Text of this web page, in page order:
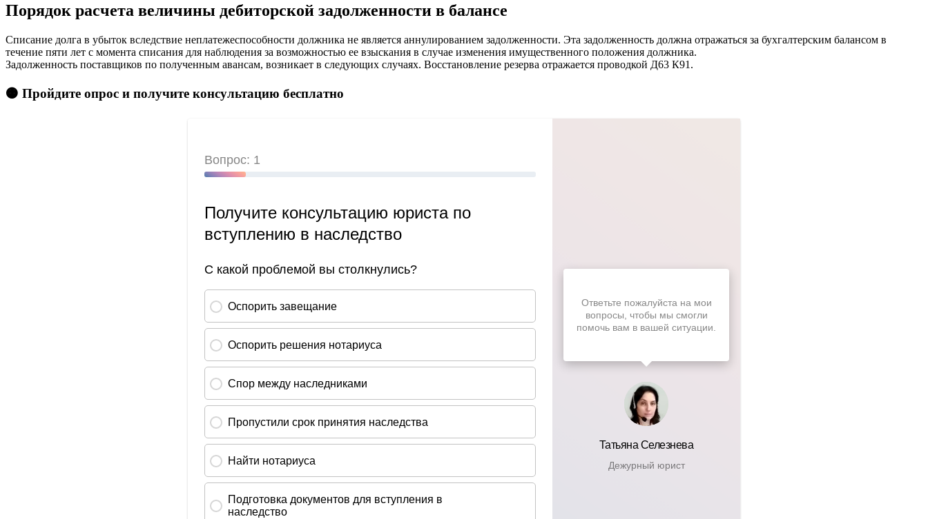
Порядок расчета величины дебиторской задолженности в балансе
Списание долга в убыток вследствие неплатежеспособности должника не является аннулированием задолженности. Эта задолженность должна отражаться за бухгалтерским балансом в
течение пяти лет с момента списания для наблюдения за возможностью ее взыскания в случае изменения имущественного положения должника.
Задолженность поставщиков по полученным авансам, возникает в следующих случаях. Восстановление резерва отражается проводкой Д63 К91.
🟠 Пройдите опрос и получите консультацию бесплатно